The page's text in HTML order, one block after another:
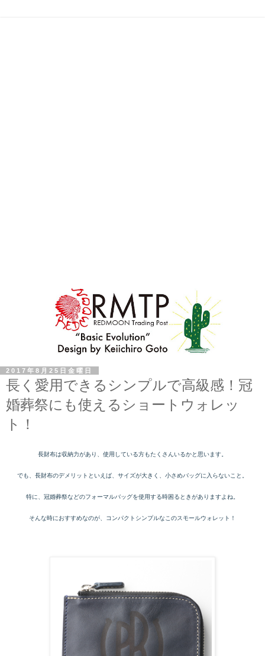
2017年8月25日金曜日
長く愛用できるシンプルで高級感！冠
婚葬祭にも使えるショートウォレッ
ト！
長財布は収納力があり、使用している方もたくさんいるかと思います。
でも、長財布のデメリットといえば、サイズが大きく、小さめバッグに入らないこと。
特に、冠婚葬祭などのフォーマルバッグを使用する時困るときがありますよね。
そんな時におすすめなのが、コンパクトシンプルなこのスモールウォレット！